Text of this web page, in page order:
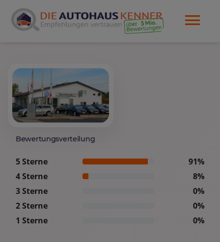
Bewertungsverteilung
5 Sterne
91%
4 Sterne
8%
3 Sterne
0%
2 Sterne
0%
1 Sterne
0%